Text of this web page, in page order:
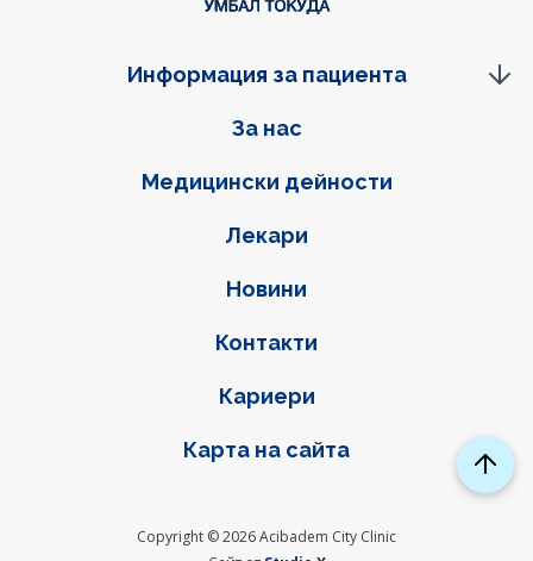
Фуутер навигация
За нас
Медицински дейности
Лекари
Новини
Контакти
Кариери
Карта на сайта
Информация за пациента
Copyright © 2026 Acibadem City Clinic